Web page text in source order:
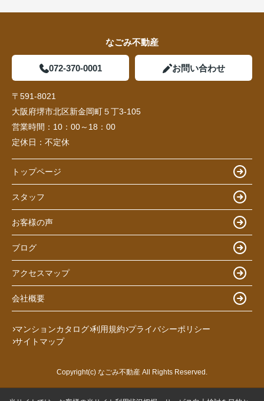
なごみ不動産
072-370-0001 お問い合わせ
〒591-8021
大阪府堺市北区新金岡町５丁3-105
営業時間： 10：00～18：00
定休日： 不定休
トップページ
スタッフ
お客様の声
ブログ
アクセスマップ
会社概要
マンションカタログ 利用規約 プライバシーポリシー
サイトマップ
Copyright(c) なごみ不動産 All Rights Reserved.